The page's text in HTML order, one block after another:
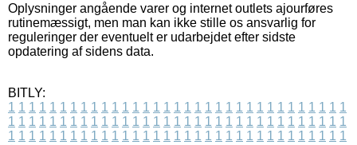
Oplysninger angående varer og internet outlets ajourføres
rutinemæssigt, men man kan ikke stille os ansvarlig for
reguleringer der eventuelt er udarbejdet efter sidste
opdatering af sidens data.
BITLY:
1 1 1 1 1 1 1 1 1 1 1 1 1 1 1 1 1 1 1 1 1 1 1 1 1 1 1 1 1 1 1 1 1
1 1 1 1 1 1 1 1 1 1 1 1 1 1 1 1 1 1 1 1 1 1 1 1 1 1 1 1 1 1 1 1 1
1 1 1 1 1 1 1 1 1 1 1 1 1 1 1 1 1 1 1 1 1 1 1 1 1 1 1 1 1 1 1 1 1